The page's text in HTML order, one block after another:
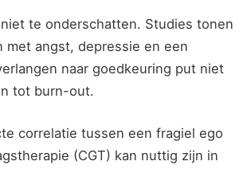
te onderschatten. Studies tonen
met angst, depressie en een
naar goedkeuring put niet
tot burn-out.
correlatie tussen een fragiel ego
(CGT) kan nuttig zijn in